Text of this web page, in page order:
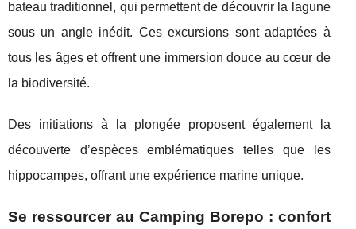
bateau traditionnel, qui permettent de découvrir la lagune
sous un angle inédit. Ces excursions sont adaptées à
tous les âges et offrent une immersion douce au cœur de
la biodiversité.
Des initiations à la plongée proposent également la
découverte d’espèces emblématiques telles que les
hippocampes, offrant une expérience marine unique.
Se ressourcer au Camping Borepo : confort